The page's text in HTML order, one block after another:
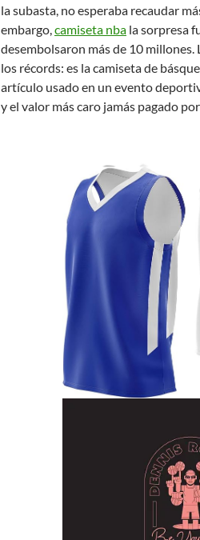
la subasta, no esperaba recaudar
embargo,camiseta nba la sorpresa
desembolsaron más de 10
los récords: es la camiseta de
artículo usado en un evento
y el valor más caro jamás pagado